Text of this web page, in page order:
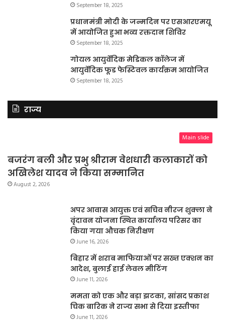
September 18, 2025
प्रधानमंत्री मोदी के जन्मदिन पर एसआरएमयू
में आयोजित हुआ भव्य रक्तदान शिविर
September 18, 2025
गोयल आयुर्वेदिक मेडिकल कॉलेज में
आयुर्वेदिक फूड फेस्टिवल कार्यक्रम आयोजित
September 18, 2025
राज्य
Main slide
बजरंग बली और प्रभु श्रीराम वेशधारी कलाकारों को
अखिलेश यादव ने किया सम्मानित
August 2, 2026
अपर आवास आयुक्त एवं सचिव नीरज शुक्ला ने
वृंदावन योजना स्थित कार्यालय परिसर का
किया गया औचक निरीक्षण
June 16, 2026
बिहार में शराब माफियाओं पर सख्त एक्शन का
आदेश, बुलाई हाई लेवल मीटिंग
June 11, 2026
ममता को एक और बड़ा झटका, सांसद प्रकाश
चिक बारिक ने राज्य सभा से दिया इस्तीफा
June 11, 2026